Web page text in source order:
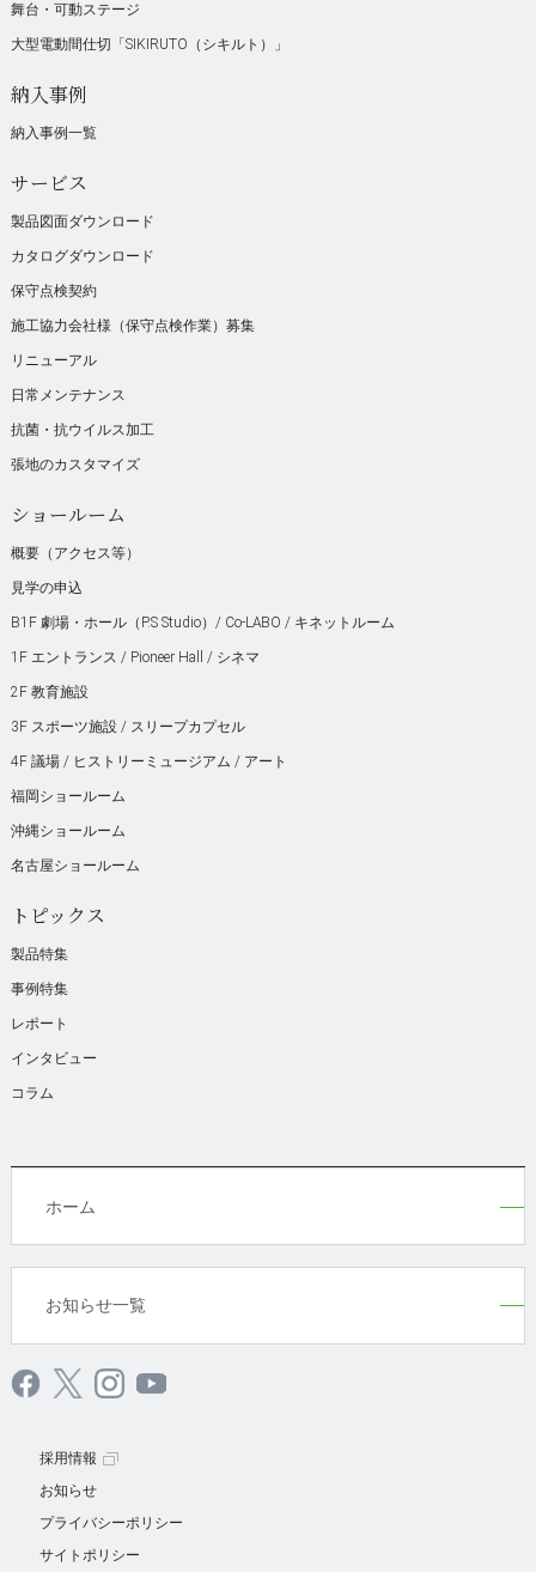
舞台・可動ステージ
大型電動間仕切「SIKIRUTO（シキルト）」
納入事例
納入事例一覧
サービス
製品図面ダウンロード
カタログダウンロード
保守点検契約
施工協力会社様（保守点検作業）募集
リニューアル
日常メンテナンス
抗菌・抗ウイルス加工
張地のカスタマイズ
ショールーム
概要（アクセス等）
見学の申込
B1F 劇場・ホール（P.S Studio）/ Co-LABO / キネットルーム
1F エントランス / Pioneer Hall / シネマ
2F 教育施設
3F スポーツ施設 / スリープカプセル
4F 議場 / ヒストリーミュージアム / アート
福岡ショールーム
沖縄ショールーム
名古屋ショールーム
トピックス
製品特集
事例特集
レポート
インタビュー
コラム
ホーム
お知らせ一覧
採用情報
お知らせ
プライバシーポリシー
サイトポリシー